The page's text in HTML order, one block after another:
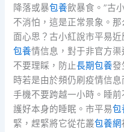
降落或暴包養飲暴食。”古
不消怕，這是正常景象。
面心思？古小紅說市平易
包養情信息，對于非官方渠
不要理睬，防止長期包養發
時若是由於頻仍刷疫情信
手機不要跨越一小時。睡
護好本身的睡眠。市平易包
緊，趕緊將它從花叢包養網